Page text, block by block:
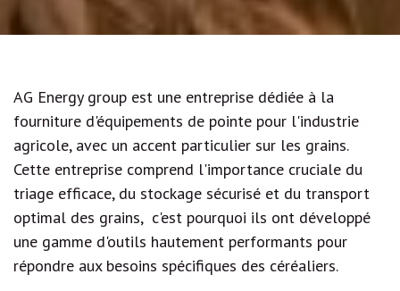
AG Energy group est une entreprise dédiée à la
fourniture d'équipements de pointe pour l'industrie
agricole, avec un accent particulier sur les grains.
Cette entreprise comprend l'importance cruciale du
triage efficace, du stockage sécurisé et du transport
optimal des grains, c'est pourquoi ils ont développé
une gamme d'outils hautement performants pour
répondre aux besoins spécifiques des céréaliers.